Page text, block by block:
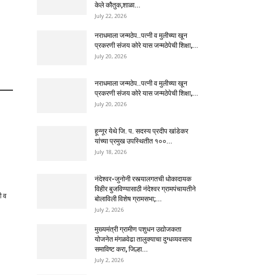
व
केले कौतुक,शाळा...
July 22, 2026
नराधमाला जन्मठेप..पत्नी व मुलीच्या खून
प्रकरणी संजय कोरे यास जन्मठेपेची शिक्षा,...
July 20, 2026
नराधमाला जन्मठेप..पत्नी व मुलीच्या खून
प्रकरणी संजय कोरे यास जन्मठेपेची शिक्षा,...
July 20, 2026
हून्नूर येथे जि. प. सदस्य प्रदीप खांडेकर
यांच्या प्रमुख उपस्थितीत १००...
July 18, 2026
नंदेश्वर-जुनोनी रस्त्यालगतची धोकादायक
विहीर बुजविण्यासाठी नंदेश्वर ग्रामपंचायतीने
बोलाविली विशेष ग्रामसभा;...
July 2, 2026
मुख्यमंत्री ग्रामीण पशुधन उद्योजकता
योजनेत मंगळवेढा तालुक्याचा दुग्धव्यवसाय
समाविष्ट करा, जिल्हा...
July 2, 2026